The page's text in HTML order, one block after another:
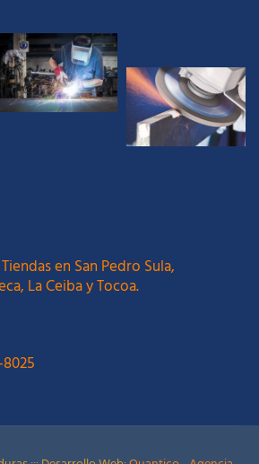
en San Pedro Sula,
La Ceiba y Tocoa.